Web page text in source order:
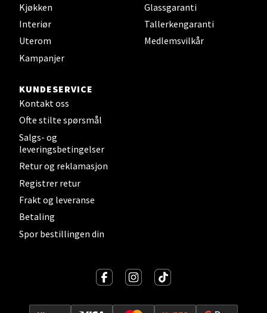
Kjøkken
Interiør
Uterom
Kampanjer
Glassgaranti
Tallerkengaranti
Medlemsvilkår
KUNDESERVICE
Kontakt oss
Ofte stilte spørsmål
Salgs- og
leveringsbetingelser
Retur og reklamasjon
Registrer retur
Frakt og leveranse
Betaling
Spor bestillingen din
Steinkjer - Thon Senter Steinkjer
Sjøfartsgata 2, 7714 Steinkjer
Åpent i dag 10-20
Leirvik - Stord
Torgbakken 2, 5401 Stord
0 i butikk